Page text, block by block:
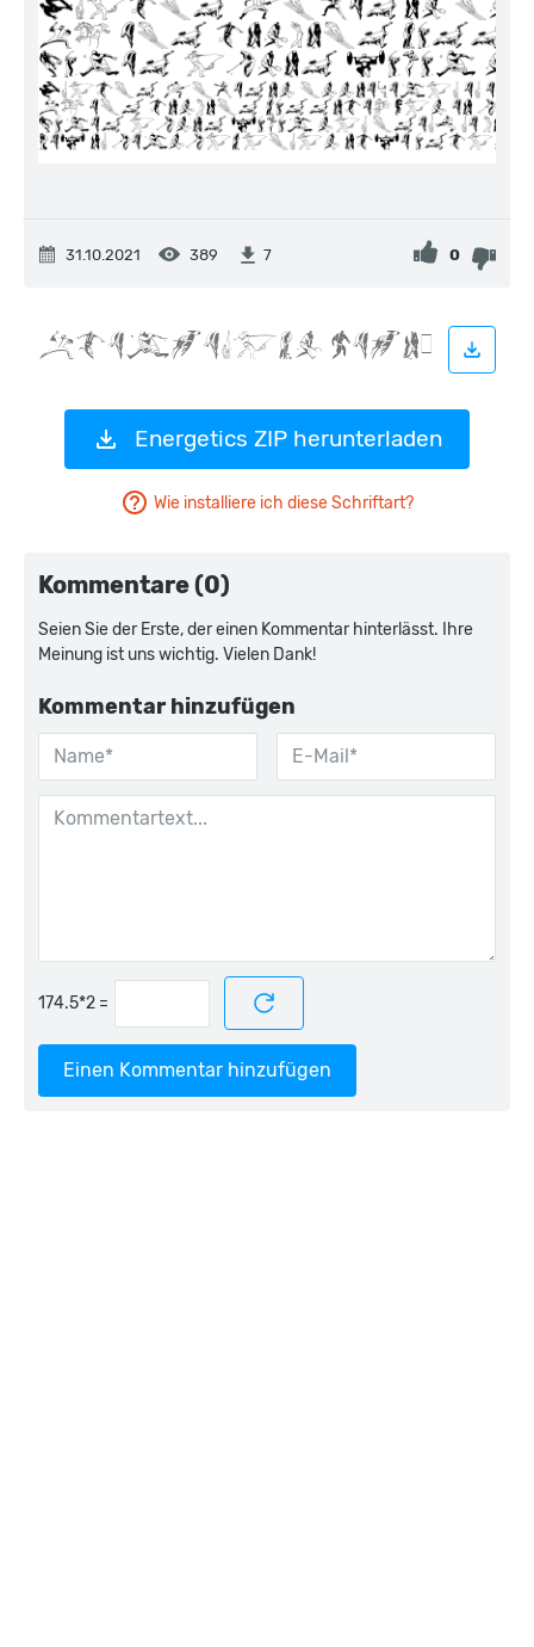
31.10.2021 389 7 0
Energetics ZIP herunterladen
Wie installiere ich diese Schriftart?
Kommentare (0)
Seien Sie der Erste, der einen Kommentar hinterlässt. Ihre
Meinung ist uns wichtig. Vielen Dank!
Kommentar hinzufügen
=
Einen Kommentar hinzufügen